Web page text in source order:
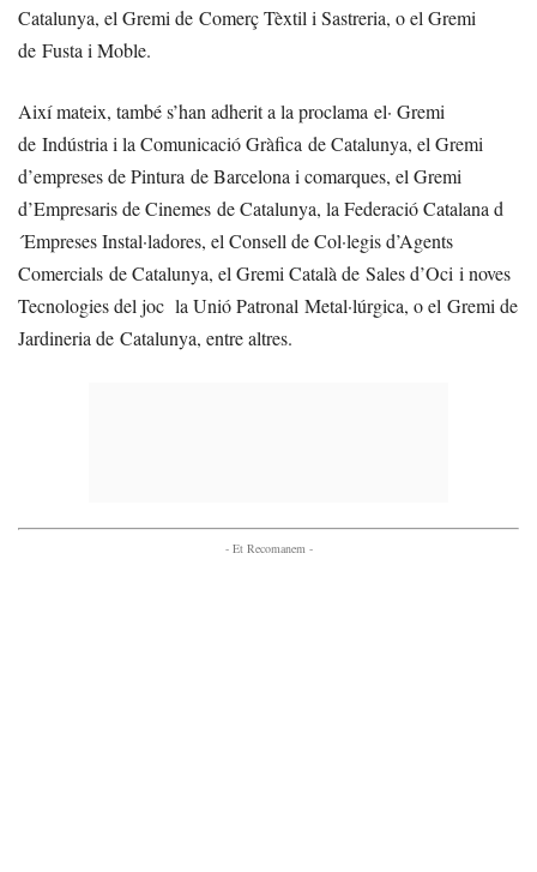
Catalunya, el Gremi de Comerç Tèxtil i Sastreria, o el Gremi
de Fusta i Moble.
Així mateix, també s’han adherit a la proclama el· Gremi
de Indústria i la Comunicació Gràfica de Catalunya, el Gremi
d’empreses de Pintura de Barcelona i comarques, el Gremi
d’Empresaris de Cinemes de Catalunya, la Federació Catalana d
´Empreses Instal·ladores, el Consell de Col·legis d’Agents
Comercials de Catalunya, el Gremi Català de Sales d’Oci i noves
Tecnologies del joc la Unió Patronal Metal·lúrgica, o el Gremi de
Jardineria de Catalunya, entre altres.
- Et Recomanem -